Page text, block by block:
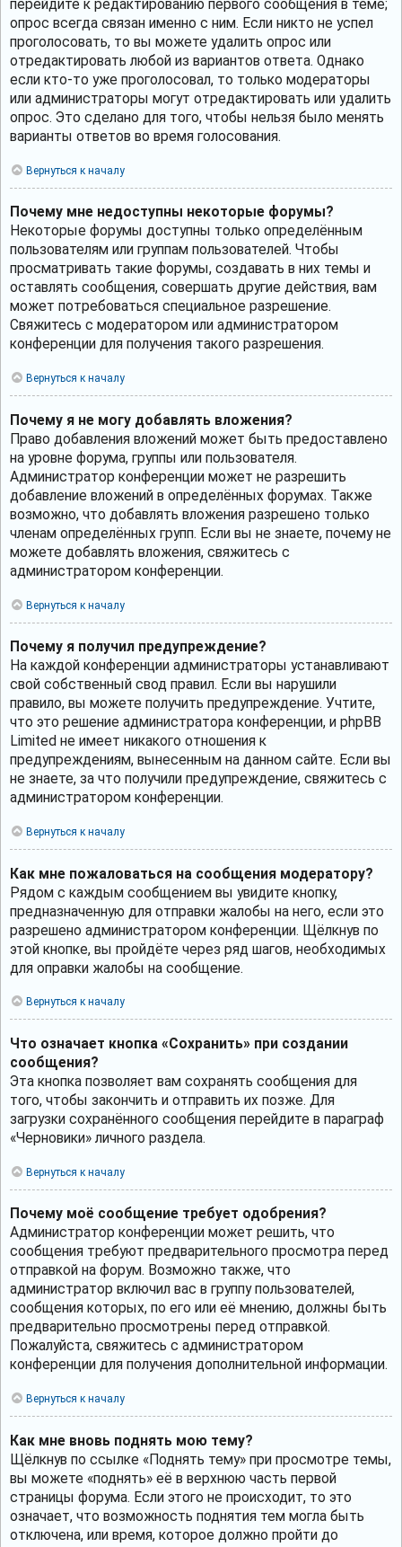
перейдите к редактированию первого сообщения в теме;
опрос всегда связан именно с ним. Если никто не успел
проголосовать, то вы можете удалить опрос или
отредактировать любой из вариантов ответа. Однако
если кто-то уже проголосовал, то только модераторы
или администраторы могут отредактировать или удалить
опрос. Это сделано для того, чтобы нельзя было менять
варианты ответов во время голосования.
Вернуться к началу
Почему мне недоступны некоторые форумы?
Некоторые форумы доступны только определённым
пользователям или группам пользователей. Чтобы
просматривать такие форумы, создавать в них темы и
оставлять сообщения, совершать другие действия, вам
может потребоваться специальное разрешение.
Свяжитесь с модератором или администратором
конференции для получения такого разрешения.
Вернуться к началу
Почему я не могу добавлять вложения?
Право добавления вложений может быть предоставлено
на уровне форума, группы или пользователя.
Администратор конференции может не разрешить
добавление вложений в определённых форумах. Также
возможно, что добавлять вложения разрешено только
членам определённых групп. Если вы не знаете, почему не
можете добавлять вложения, свяжитесь с
администратором конференции.
Вернуться к началу
Почему я получил предупреждение?
На каждой конференции администраторы устанавливают
свой собственный свод правил. Если вы нарушили
правило, вы можете получить предупреждение. Учтите,
что это решение администратора конференции, и phpBB
Limited не имеет никакого отношения к
предупреждениям, вынесенным на данном сайте. Если вы
не знаете, за что получили предупреждение, свяжитесь с
администратором конференции.
Вернуться к началу
Как мне пожаловаться на сообщения модератору?
Рядом с каждым сообщением вы увидите кнопку,
предназначенную для отправки жалобы на него, если это
разрешено администратором конференции. Щёлкнув по
этой кнопке, вы пройдёте через ряд шагов, необходимых
для оправки жалобы на сообщение.
Вернуться к началу
Что означает кнопка «Сохранить» при создании
сообщения?
Эта кнопка позволяет вам сохранять сообщения для
того, чтобы закончить и отправить их позже. Для
загрузки сохранённого сообщения перейдите в параграф
«Черновики» личного раздела.
Вернуться к началу
Почему моё сообщение требует одобрения?
Администратор конференции может решить, что
сообщения требуют предварительного просмотра перед
отправкой на форум. Возможно также, что
администратор включил вас в группу пользователей,
сообщения которых, по его или её мнению, должны быть
предварительно просмотрены перед отправкой.
Пожалуйста, свяжитесь с администратором
конференции для получения дополнительной информации.
Вернуться к началу
Как мне вновь поднять мою тему?
Щёлкнув по ссылке «Поднять тему» при просмотре темы,
вы можете «поднять» её в верхнюю часть первой
страницы форума. Если этого не происходит, то это
означает, что возможность поднятия тем могла быть
отключена, или время, которое должно пройти до